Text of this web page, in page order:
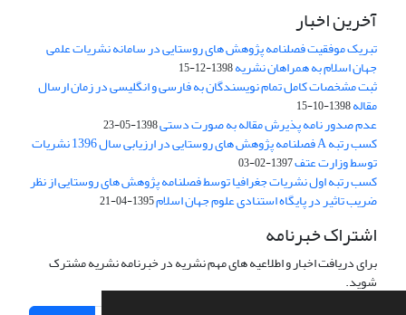
آخرین اخبار
تبریک موفقیت فصلنامه پژوهش های روستایی در سامانه نشریات علمی
جهان اسلام به همراهان نشریه1398-12-15
ثبت مشخصات کامل تمام نویسندگان به فارسی و انگلیسی در زمان ارسال
مقاله1398-10-15
عدم صدور نامه پذیرش مقاله به صورت دستی1398-05-23
کسب رتبه A فصلنامه پژوهش های روستایی در ارزیابی سال 1396 نشریات
توسط وزارت عتف1397-02-03
کسب رتبه اول نشریات جغرافیا توسط فصلنامه پژوهش های روستایی از نظر
ضریب تاثیر در پایگاه استنادی علوم جهان اسلام1395-04-21
اشتراک خبرنامه
برای دریافت اخبار و اطلاعیه های مهم نشریه در خبرنامه نشریه مشترک
شوید.